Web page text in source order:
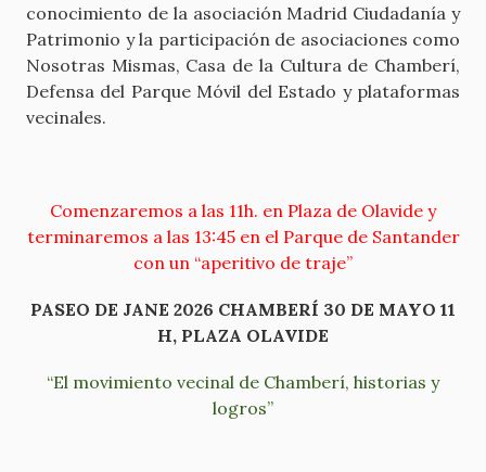
conocimiento de la asociación Madrid Ciudadanía y
Patrimonio y la participación de asociaciones como
Nosotras Mismas, Casa de la Cultura de Chamberí,
Defensa del Parque Móvil del Estado y plataformas
vecinales.
Comenzaremos a las 11h. en Plaza de Olavide y
terminaremos a las 13:45 en el Parque de Santander
con un “aperitivo de traje”
PASEO DE JANE 2026 CHAMBERÍ 30 DE MAYO 11
H, PLAZA OLAVIDE
“El movimiento vecinal de Chamberí, historias y
logros”